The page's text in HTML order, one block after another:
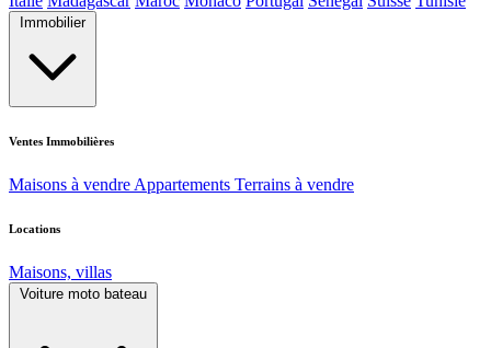
Immobilier
Ventes Immobilières
Maisons à vendre Appartements Terrains à vendre
Locations
Maisons, villas
Voiture moto bateau